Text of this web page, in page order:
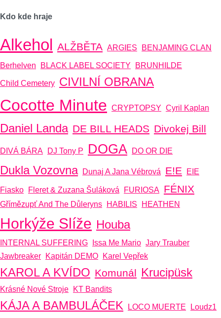
Kdo kde hraje
Alkehol ALŽBĚTA ARGIES BENJAMING CLAN
Berhelven BLACK LABEL SOCIETY BRUNHILDE
Child Cemetery CIVILNÍ OBRANA
Cocotte Minute CRYPTOPSY Cyril Kaplan
Daniel Landa DE BILL HEADS Divokej Bill
DIVÁ BÁRA DJ Tony P DOGA DO OR DIE
Dukla Vozovna Dunaj A Jana Vébrová E!E EIE
Fiasko Fleret & Zuzana Šuláková FURIOSA FÉNIX
Gřímězupť And The Důleryns HABILIS HEATHEN
Horkýže Slíže Houba
INTERNAL SUFFERING Issa Me Mario Jary Trauber
Jawbreaker
Kapitán DEMO Karel Vepřek
KAROL A KVÍDO Komunál Krucipüsk
Krásné Nové Stroje KT Bandits
KÁJA A BAMBULÁČEK LOCO MUERTE Loudz1